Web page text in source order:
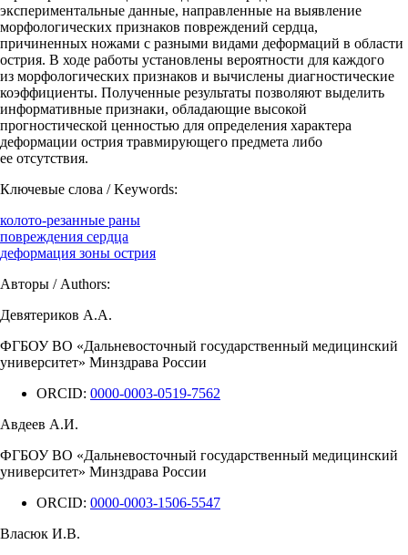
экспериментальные данные, направленные на выявление
морфологических признаков повреждений сердца,
причиненных ножами с разными видами деформаций в области
острия. В ходе работы установлены вероятности для каждого
из морфологических признаков и вычислены диагностические
коэффициенты. Полученные результаты позволяют выделить
информативные признаки, обладающие высокой
прогностической ценностью для определения характера
деформации острия травмирующего предмета либо
ее отсутствия.
Ключевые слова / Keywords:
колото-резанные раны
повреждения сердца
деформация зоны острия
Авторы / Authors:
Девятериков А.А.
ФГБОУ ВО «Дальневосточный государственный медицинский
университет» Минздрава России
ORCID: 0000-0003-0519-7562
Авдеев А.И.
ФГБОУ ВО «Дальневосточный государственный медицинский
университет» Минздрава России
ORCID: 0000-0003-1506-5547
Власюк И.В.